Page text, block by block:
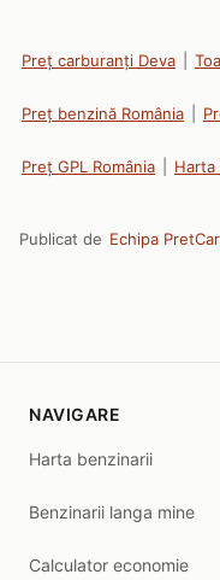
Preț carburanți Deva
Preț benzină România
Preț GPL România
Publicat de Echipa
NAVIGARE
Harta benzinarii
Benzinarii langa mine
Calculator economie